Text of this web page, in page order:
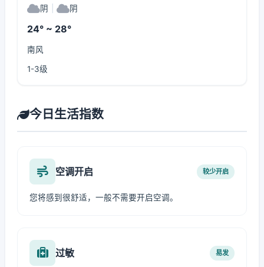
阴 阴
24° ~ 28°
南风
1-3级
今日生活指数
空调开启 较少开启
您将感到很舒适，一般不需要开启空调。
过敏 易发